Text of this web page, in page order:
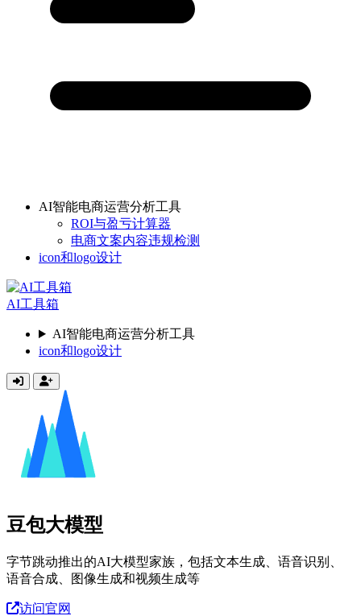
AI智能电商运营分析工具
ROI与盈亏计算器
电商文案内容违规检测
icon和logo设计
AI工具箱
AI智能电商运营分析工具
icon和logo设计
豆包大模型
字节跳动推出的AI大模型家族，包括文本生成、语音识别、
语音合成、图像生成和视频生成等
访问官网